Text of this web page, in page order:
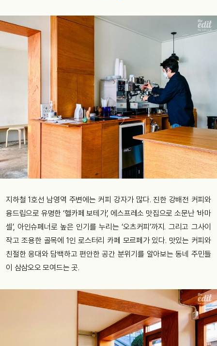
지하철 1호선 남영역 주변에는 커피 강자가 많다. 진한 강배전 커피와
융드립으로 유명한 ‘헬카페 보테가’, 에스프레소 맛집으로 소문난 ‘바마
셀’, 아인슈페너로 높은 인기를 누리는 ‘오츠커피’까지. 그리고 그사이
작고 조용한 골목에 1인 로스터리 카페 모르페가 있다. 맛있는 커피와
친절한 응대와 담백하고 편안한 공간 분위기를 알아보는 동네 주민들
이 삼삼오오 모여드는 곳.